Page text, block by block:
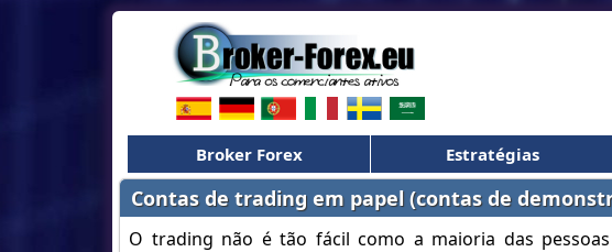
Broker Forex Estratégias
Contas de trading em papel (contas de
O trading não é tão fácil como a maioria das